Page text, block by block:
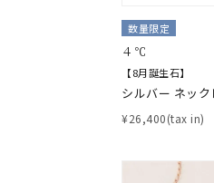
数量限定
４℃
【8月誕生石】
シルバー ネッ
¥26,400(tax in)